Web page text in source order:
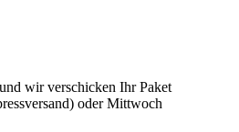
wir verschicken Ihr Paket
oder Mittwoch